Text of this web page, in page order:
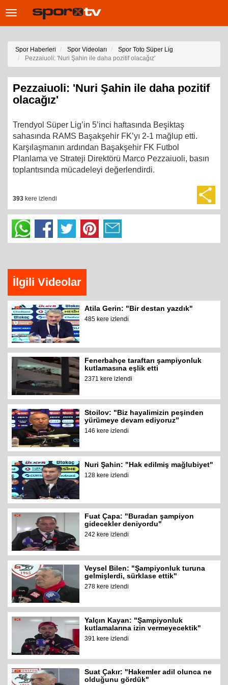
Toggle
Spor Haberleri Spor Videoları
Spor Toto Süper Lig
Pezzaiuoli: 'Nuri Şahin ile daha pozitif olacağız'
Pezzaiuoli: 'Nuri Şahin ile daha pozitif
olacağız'
Trendyol Süper Lig’in 5’inci haftasında Beşiktaş
sahasında RAMS Başakşehir FK’yı 2-1 mağlup etti.
Karşılaşmanın ardından Başakşehir FK Futbol
Planlama ve Strateji Direktörü Marco Pezzaiuoli, basın
toplantısında mücadeleyi değerlendirdi.
393 kere izlendi
İlgili Videolar
Atila Gerin: "Bir destan yazdık"
485 kere izlendi
Fenerbahçe taraftarı şampiyonluk
kutlamasına eşlik etti
2371 kere izlendi
Stoilov: "Biz hayalimizin peşinden
yürümeye devam ediyoruz”
146 kere izlendi
Nuri Şahin: "Hak edilmiş mağlubiyet"
128 kere izlendi
Fuat Çapa: "Buradan şampiyon
gidecekler deniyordu"
242 kere izlendi
Veysel Bilen: "Şampiyonluk turuna
gelmişlerdi, sürklase ettik"
278 kere izlendi
Yalçın Kayan: "Şampiyonluk
kutlamalarına izin vermeyecektik"
391 kere izlendi
Suat Çakır: "Hakemler adil olunca ne
olduğunu gördük"